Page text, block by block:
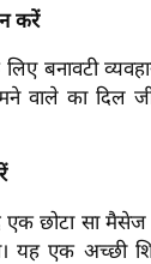
करें
लिए बनावटी
वाले का दिल
छोटा सा
यह एक अच्छी